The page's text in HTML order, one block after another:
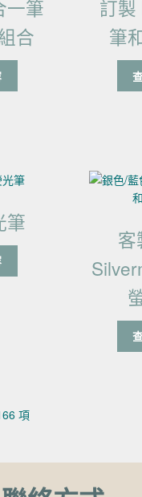
一筆
合
訂製
筆
筆
客
項依最新項目排序